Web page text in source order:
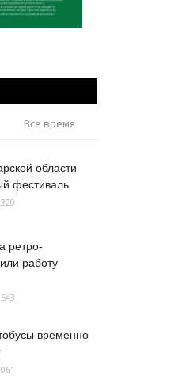
Все время
области
фестиваль
ретро-
работу
временно